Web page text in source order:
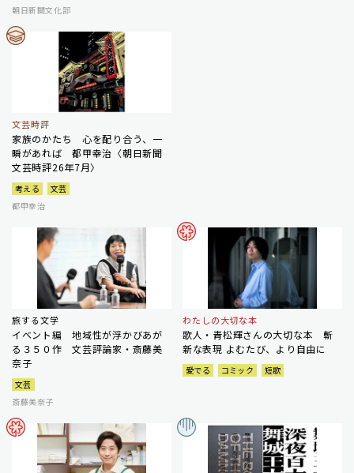
朝日新聞文化部
文芸時評
家族のかたち 心を配り合う、一
瞬があれば 都甲幸治〈朝日新聞
文芸時評26年7月〉
考える
文芸
都甲幸治
旅する文学
イベント編 地域性が浮かびあが
る３５０作 文芸評論家・斎藤美
奈子
文芸
斎藤美奈子
わたしの大切な本
歌人・青松輝さんの大切な本 斬
新な表現 よむたび、より自由に
愛でる コミック 短歌